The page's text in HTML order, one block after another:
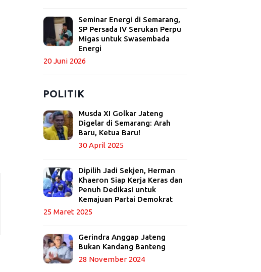
Seminar Energi di Semarang,
SP Persada IV Serukan Perpu
Migas untuk Swasembada
Energi
20 Juni 2026
POLITIK
Musda XI Golkar Jateng
Digelar di Semarang: Arah
Baru, Ketua Baru!
30 April 2025
Dipilih Jadi Sekjen, Herman
Khaeron Siap Kerja Keras dan
Penuh Dedikasi untuk
Kemajuan Partai Demokrat
25 Maret 2025
Gerindra Anggap Jateng
Bukan Kandang Banteng
28 November 2024